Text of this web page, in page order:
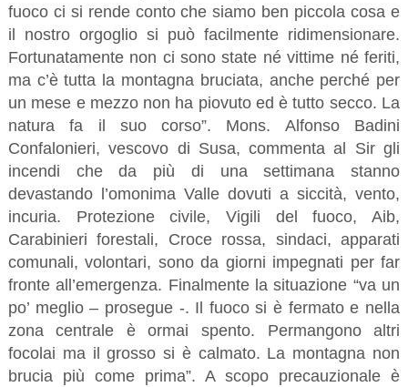
fuoco ci si rende conto che siamo ben piccola cosa e
il nostro orgoglio si può facilmente ridimensionare.
Fortunatamente non ci sono state né vittime né feriti,
ma c’è tutta la montagna bruciata, anche perché per
un mese e mezzo non ha piovuto ed è tutto secco. La
natura fa il suo corso”. Mons. Alfonso Badini
Confalonieri, vescovo di Susa, commenta al Sir gli
incendi che da più di una settimana stanno
devastando l’omonima Valle dovuti a siccità, vento,
incuria. Protezione civile, Vigili del fuoco, Aib,
Carabinieri forestali, Croce rossa, sindaci, apparati
comunali, volontari, sono da giorni impegnati per far
fronte all’emergenza. Finalmente la situazione “va un
po’ meglio – prosegue -. Il fuoco si è fermato e nella
zona centrale è ormai spento. Permangono altri
focolai ma il grosso si è calmato. La montagna non
brucia più come prima”. A scopo precauzionale è